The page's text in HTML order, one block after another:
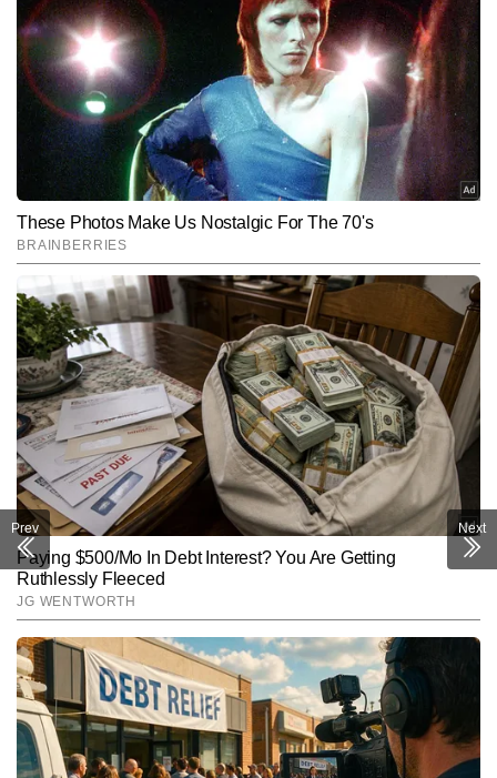
खेल पत्रकारिता में तकरीबन 17 सालों का अनुभव है। इनको क्रिकेट, फुटबॉल
और टेनिस में खास रुचि है। उन्हें खेलना भी पसंद है और वो देहरादून में फुटबॉल व
क्रिकेट इंटर डिस्ट्रिक्ट चैंपियनशिप में विजेता टीम के कप्तान भी रहे। पत्रकारिता
में कदम रखने के कुछ समय बाद कॉमनवेल्थ गेम्स 2010 का संपूर्ण फील्ड कवरेज
किया और कई ब्रेकिंग न्यूज दी। कई चर्चित भारतीय एथलीटों के इंटरव्यू लिए हैं।
2011 वनडे क्रिकेट वर्ल्ड कप का ऑनफील्ड रहकर शहर-शहर घूमते हुए पूरा टीवी
कवरेज किया। विश्व कप से पहले युवा विराट कोहली का इंटरव्यू किया। डिजिटल
जैसे-जैसे आगे बढ़ा उन्हें ब्रेट ली, सुनील गावस्कर, राहुल द्रविड़, जैसे तमाम धुरंधरों
के साक्षात्कार किए और 16 वर्षीय ऋषभ पंत का पहला डिजिटल इंटरव्यू किया जिसे
इंग्लिश और हिंदी वेबसाइट पर काफी रीडरशिप मिली। उन्होंने स्पोर्ट्स मल्टी
तकरीबन 6000 से ज्यादा एक्सक्लूसिव स्टोरीज लिख चुके हैं। साल 2025 में खेल
जगत के तमाम बड़े रिकॉर्ड्स व आंकड़ों को ट्रैक किया है और उन पर आर्टिकल
तैयार किए हैं।
और पढ़ें
Follow Us:
Subscribe to our daily Newsletter!
Prev Next